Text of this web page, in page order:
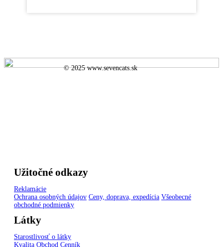
© 2025 www.sevencats.sk
Užitočné odkazy
Reklamácie
Ochrana osobných údajov Ceny, doprava, expedícia Všeobecné
obchodné podmienky
Látky
Starostlivosť o látky
Kvalita Obchod Cenník